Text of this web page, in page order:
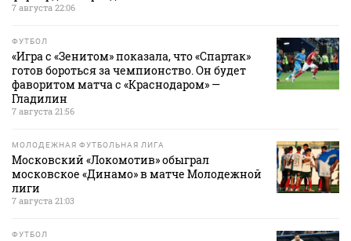
7 августа 22:06
ФУТБОЛ
«Игра с «Зенитом» показала, что «Спартак»
готов бороться за чемпионство. Он будет
фаворитом матча с «Краснодаром» —
Гладилин
7 августа 21:56
МОЛОДЕЖНАЯ ФУТБОЛЬНАЯ ЛИГА
Московский «Локомотив» обыграл
московское «Динамо» в матче Молодежной
лиги
7 августа 21:03
ФУТБОЛ